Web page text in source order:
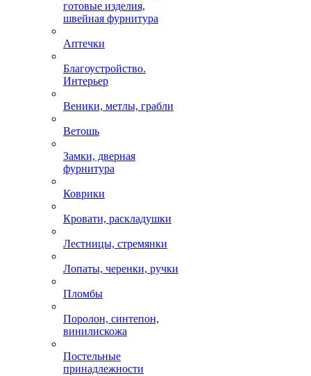
готовые изделия,
швейная фурнитура
Аптечки
Благоустройство.
Интерьер
Веники, метлы, грабли
Ветошь
Замки, дверная
фурнитура
Коврики
Кровати, раскладушки
Лестницы, стремянки
Лопаты, черенки, ручки
Пломбы
Поролон, синтепон,
винилискожа
Постельные
принадлежности